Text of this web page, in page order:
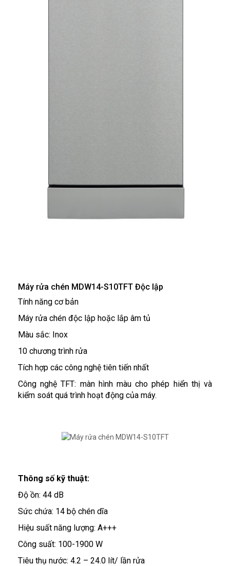
Máy rửa chén MDW14-S10TFT Độc lập
Tính năng cơ bản
Máy rửa chén độc lập hoặc lắp âm tủ
Màu sắc: Inox
10 chương trình rửa
Tích hợp các công nghệ tiên tiến nhất
Công nghệ TFT: màn hình màu cho phép hiển thị và
kiểm soát quá trình hoạt động của máy.
Thông số kỹ thuật:
Độ ồn: 44 dB
Sức chứa: 14 bộ chén dĩa
Hiệu suất năng lượng: A+++
Công suất: 100-1900 W
Tiêu thụ nước: 4.2 – 24.0 lít/ lần rửa